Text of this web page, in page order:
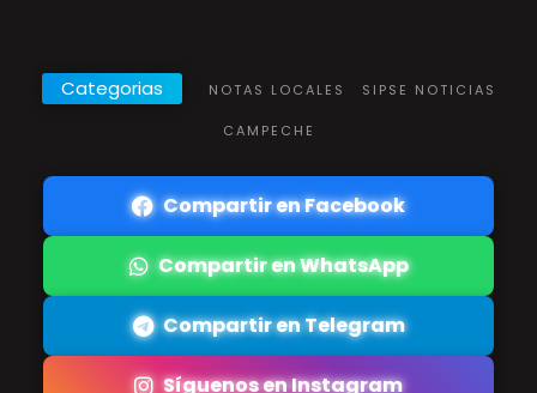
Categorias NOTAS LOCALES SIPSE NOTICIAS
CAMPECHE
Compartir en Facebook
Compartir en WhatsApp
Compartir en Telegram
Síguenos en Instagram